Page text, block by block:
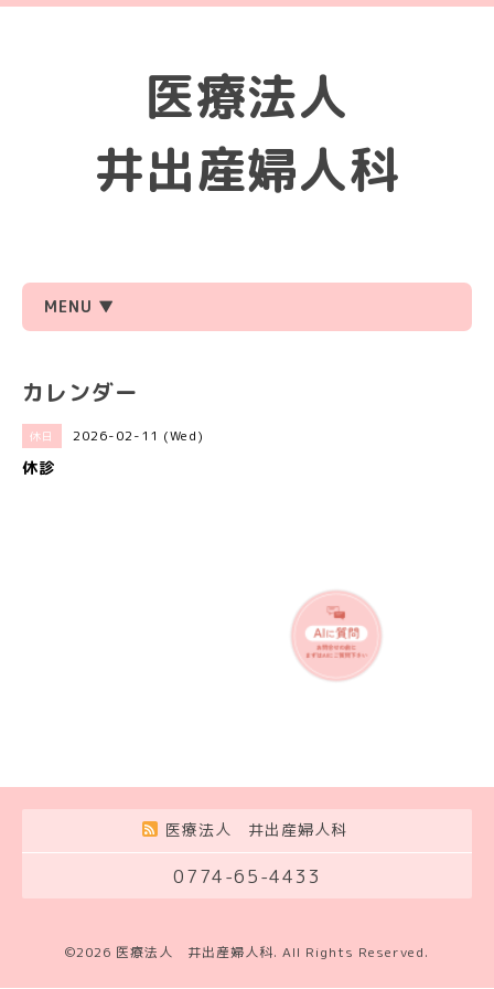
医療法人
井出産婦人科
MENU ▼
カレンダー
休日 2026-02-11 (Wed)
休診
医療法人 井出産婦人科
0774-65-4433
©2026 医療法人 井出産婦人科. All Rights Reserved.